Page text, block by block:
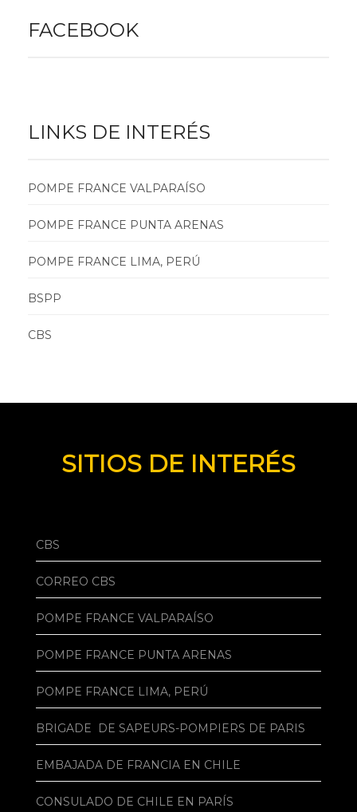
FACEBOOK
LINKS DE INTERÉS
POMPE FRANCE VALPARAÍSO
POMPE FRANCE PUNTA ARENAS
POMPE FRANCE LIMA, PERÚ
BSPP
CBS
SITIOS DE INTERÉS
CBS
CORREO CBS
POMPE FRANCE VALPARAÍSO
POMPE FRANCE PUNTA ARENAS
POMPE FRANCE LIMA, PERÚ
BRIGADE DE SAPEURS-POMPIERS DE PARIS
EMBAJADA DE FRANCIA EN CHILE
CONSULADO DE CHILE EN PARÍS